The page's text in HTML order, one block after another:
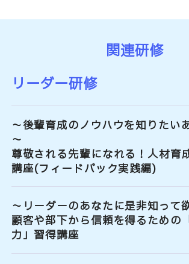
関連研修
リーダー研修
～後輩育成のノウハウを知りたい
～
尊敬される先輩になれる！人材育
講座(フィードバック実践編)
～リーダーのあなたに是非知って
顧客や部下から信頼を得るための
力」習得講座